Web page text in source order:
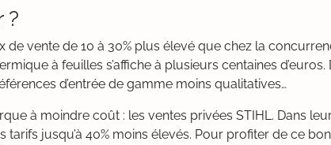
?
vente de 10 à 30% plus élevé que chez la
à feuilles s’affiche à plusieurs centaines
d’entrée de gamme moins qualitatives…
à moindre coût : les ventes privées STIHL. Dans
jusqu’à 40% moins élevés. Pour profiter de ce